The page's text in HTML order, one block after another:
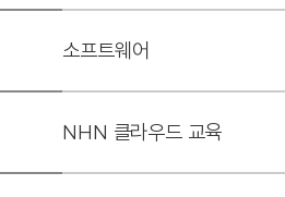
소프트웨어
NHN 클라우드 교육